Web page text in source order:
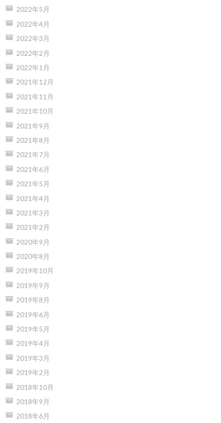
2022年5月
2022年4月
2022年3月
2022年2月
2022年1月
2021年12月
2021年11月
2021年10月
2021年9月
2021年8月
2021年7月
2021年6月
2021年5月
2021年4月
2021年3月
2021年2月
2020年9月
2020年8月
2019年10月
2019年9月
2019年8月
2019年6月
2019年5月
2019年4月
2019年3月
2019年2月
2018年10月
2018年9月
2018年6月